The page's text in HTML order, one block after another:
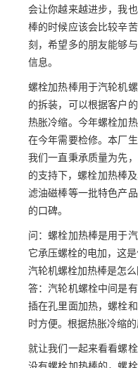
会让你越来越进步，我
棒的时候应该会比较辛
刻，希望多的朋友能够
信息。
螺栓加热棒用于汽轮机
的拆装，可以根据客户
热胀冷缩。今年螺栓加
在今年需要检修。本厂
我们一直秉承质量为先
的支持下，螺栓加热棒
滤油磁棒等一批特色产
的口碑。
问：螺栓加热棒是用于
它承压螺栓的电加，这是
汽轮机螺栓加热棒是怎么
答：汽轮机螺栓中间是
插在孔里面加热，螺栓
时方便。根据热胀冷缩的
就让我们一起来看看螺